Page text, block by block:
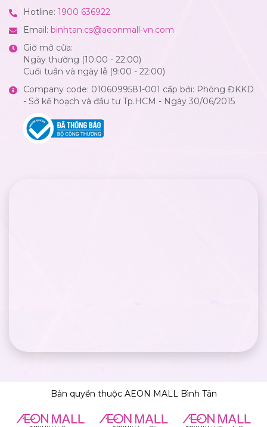
Hotline: 1900 636922
Email: binhtan.cs@aeonmall-vn.com
Giờ mở cửa:
Ngày thường (10:00 - 22:00)
Cuối tuần và ngày lễ (9:00 - 22:00)
Company code: 0106099581-001 cấp bởi: Phòng ĐKKD
- Sở kế hoạch và đầu tư Tp.HCM - Ngày 30/06/2015
Bản quyền thuộc AEON MALL Bình Tân